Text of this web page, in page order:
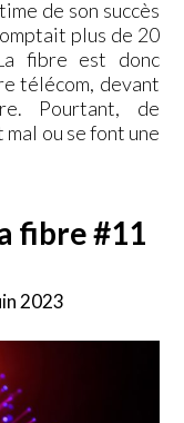
de son succès
plus de 20
fibre est donc
télécom, devant
Pourtant, de
ou se font une
fibre #11
2023